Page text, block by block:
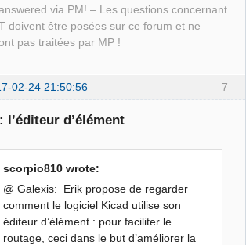
via PM! – Les questions concernant
doivent être posées sur ce forum et ne
pas traitées par MP !
7
02-24 21:50:56
l’éditeur d’élément
scorpio810 wrote:
@ Galexis: Erik propose de regarder
comment le logiciel Kicad utilise son
éditeur d’élément : pour faciliter le
routage, ceci dans le but d’améliorer la